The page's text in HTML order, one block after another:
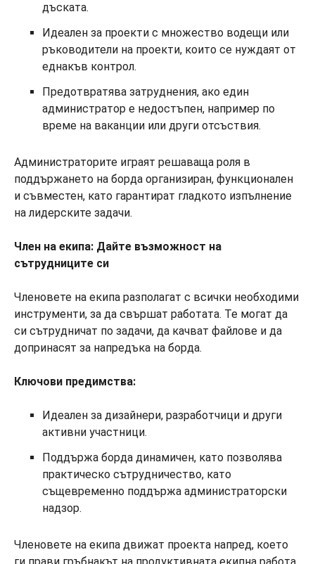
дъската.
Идеален за проекти с множество водещи или
ръководители на проекти, които се нуждаят от
еднакъв контрол.
Предотвратява затруднения, ако един
администратор е недостъпен, например по
време на ваканции или други отсъствия.
Администраторите играят решаваща роля в
поддържането на борда организиран, функционален
и съвместен, като гарантират гладкото изпълнение
на лидерските задачи.
Член на екипа: Дайте възможност на
сътрудниците си
Членовете на екипа разполагат с всички необходими
инструменти, за да свършат работата. Те могат да
си сътрудничат по задачи, да качват файлове и да
допринасят за напредъка на борда.
Ключови предимства:
Идеален за дизайнери, разработчици и други
активни участници.
Поддържа борда динамичен, като позволява
практическо сътрудничество, като
същевременно поддържа администраторски
надзор.
Членовете на екипа движат проекта напред, което